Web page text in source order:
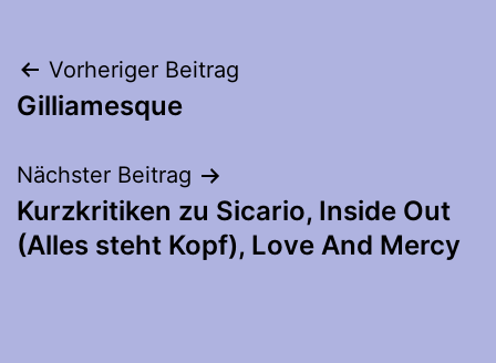
Beitragsnavigation
Vorheriger Beitrag
Gilliamesque
Nächster Beitrag
Kurzkritiken zu Sicario, Inside Out
(Alles steht Kopf), Love And Mercy